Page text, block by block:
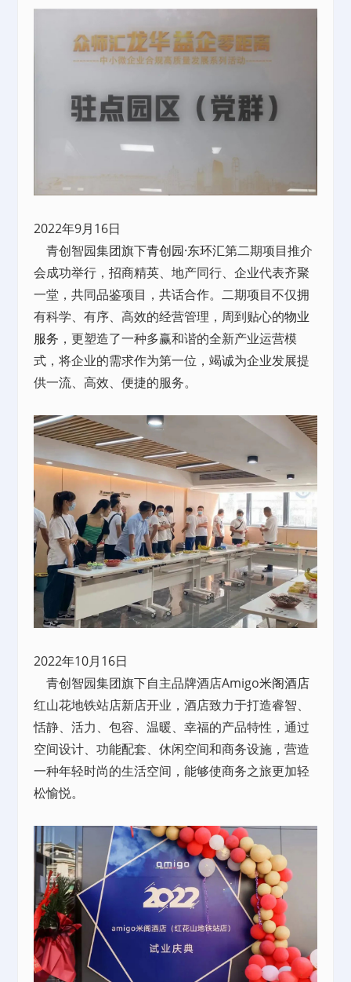
2022年9月16日
青创智园集团旗下青创园·东环汇第二期项目推介
会成功举行，招商精英、地产同行、企业代表齐聚
一堂，共同品鉴项目，共话合作。二期项目不仅拥
有科学、有序、高效的经营管理，周到贴心的物业
服务 ，更塑造了一种多赢和谐的全新产业运营模
式，将企业的需求作为第一位，竭诚为企业发展提
供一流、高效、便捷的服务。
2022年10月16日
青创智园集团旗下自主品牌酒店Amigo米阁酒店
红山花地铁站店新店开业，酒店致力于打造睿智、
恬静、活力、包容、温暖、幸福的产品特性，通过
空间设计、功能配套、休闲空间和商务设施，营造
一种年轻时尚的生活空间，能够使商务之旅更加轻
松愉悦。